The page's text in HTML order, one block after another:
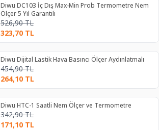
Diwu DC103 İç Dış Max-Min Prob Termometre Nem
Ölçer 5 Yıl Garantili
526,90TL
323,70 TL
Diwu Dijital Lastik Hava Basıncı Ölçer Aydınlatmalı
454,90TL
264,10 TL
Diwu HTC-1 Saatli Nem Ölçer ve Termometre
342,90TL
171,10 TL